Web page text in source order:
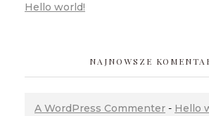
Hello world!
NAJNOWSZE
A WordPress Commenter - Hello